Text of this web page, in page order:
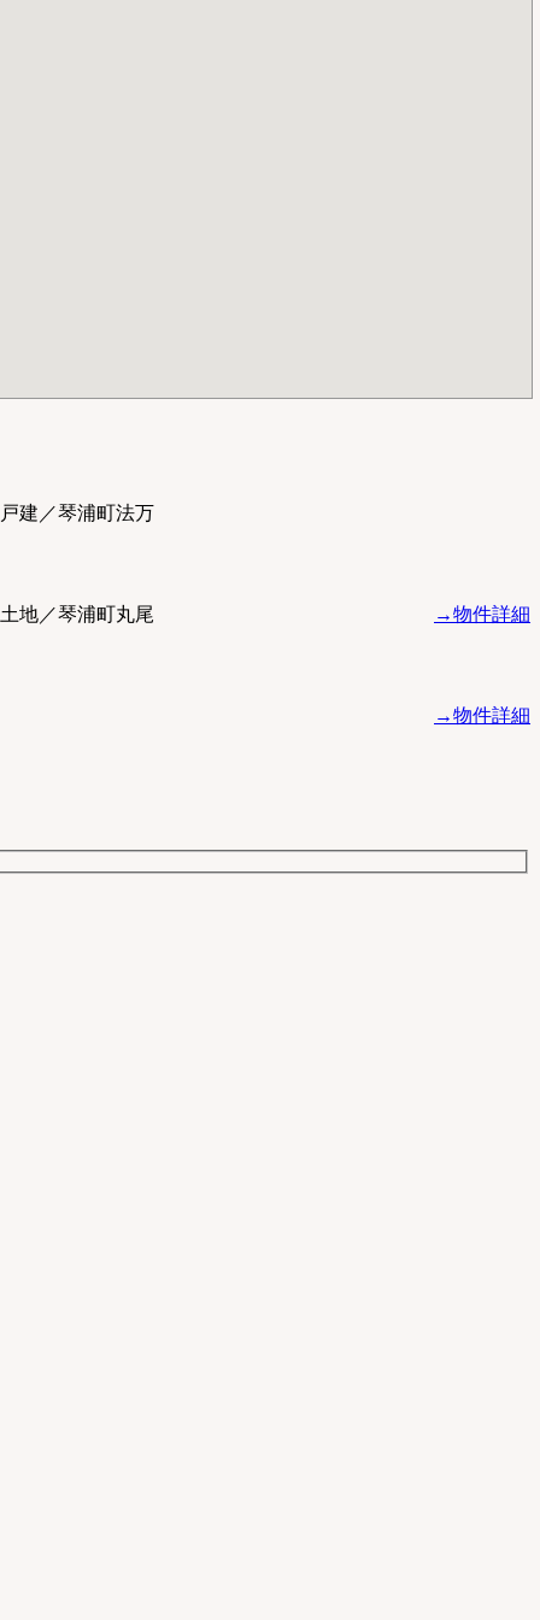
建／琴浦町法万
→物件詳細
地／琴浦町丸尾
→物件詳細